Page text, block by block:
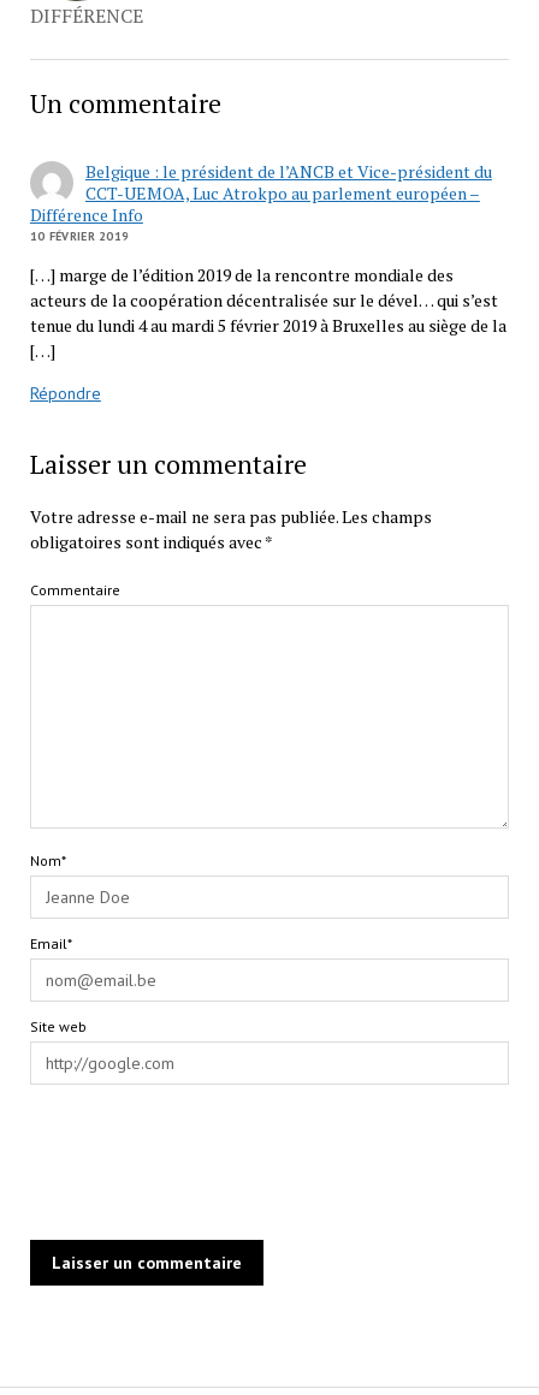
DIFFÉRENCE
Un commentaire
Belgique : le président de l’ANCB et Vice-président du
CCT-UEMOA, Luc Atrokpo au parlement européen –
Différence Info
10 FÉVRIER 2019
[…] marge de l’édition 2019 de la rencontre mondiale des
acteurs de la coopération décentralisée sur le dével… qui s’est
tenue du lundi 4 au mardi 5 février 2019 à Bruxelles au siège de la
[…]
Répondre
Laisser un commentaire
Votre adresse e-mail ne sera pas publiée.Les champs
obligatoires sont indiqués avec *
Commentaire
Nom*
Email*
Site web